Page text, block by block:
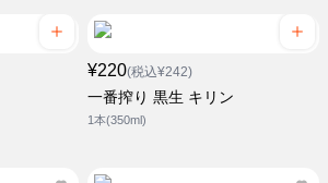
¥220(税込¥242)
一番搾り 黒生 キリン
1本(350ml)